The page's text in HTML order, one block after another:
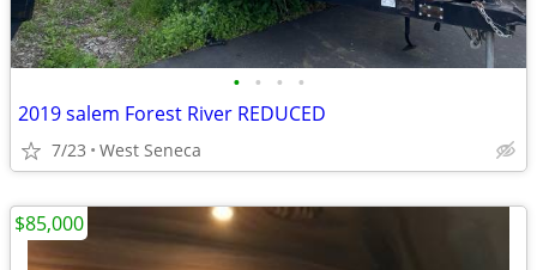
• • • •
2019 salem Forest River REDUCED
7/23 West Seneca
$85,000